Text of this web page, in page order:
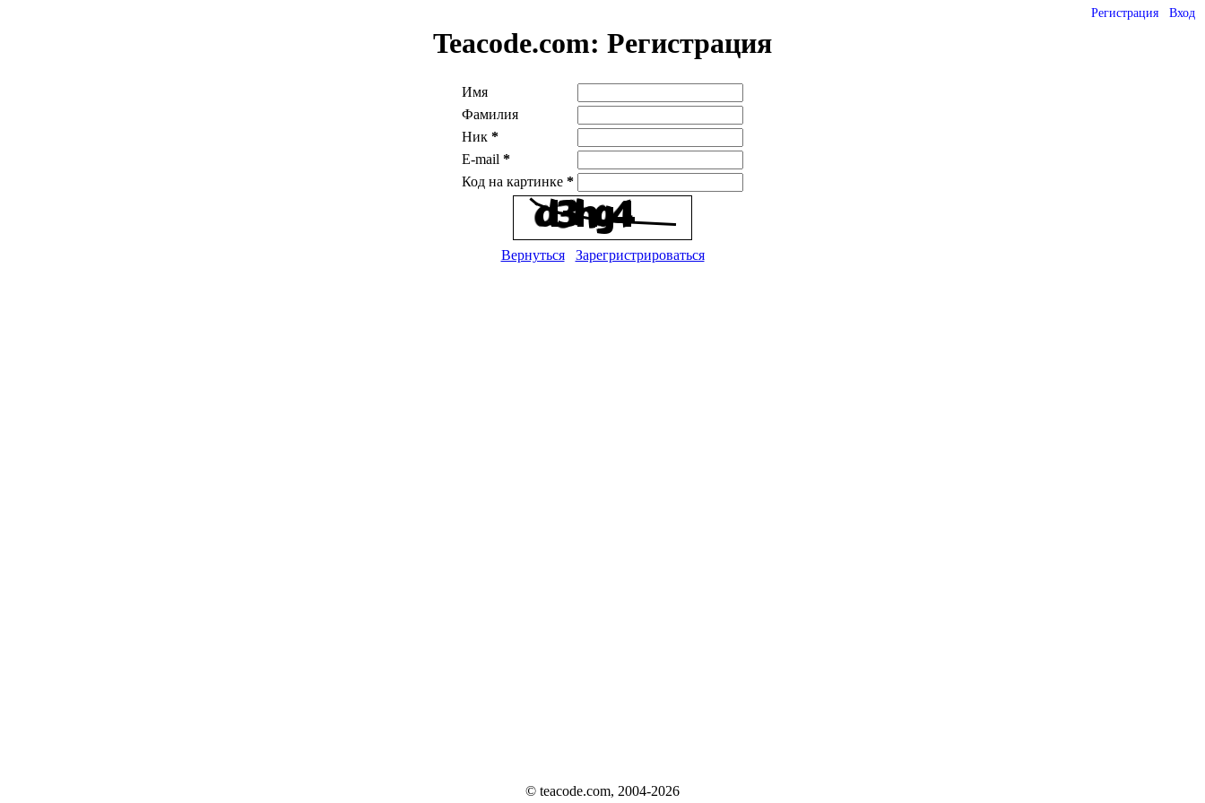
Регистрация Вход
Teacode.com: Регистрация
Имя
Фамилия
Ник *
E-mail *
Код на картинке *
Вернуться Зарегристрироваться
© teacode.com, 2004-2026